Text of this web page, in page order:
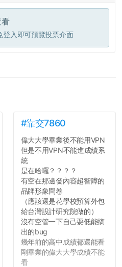
登入即可預覽投票介面
#靠交7860
偉大大學畢業後不能用VPN
但是不用VPN不能進成績系
統
是在哈囉？？？？
有空在那邊發內容超智障的
品牌形象問卷
（應該還是花學校預算外包
給台灣設計研究院做的）
沒有空管一下自己耍低能搞
出的bug
幾年前的高中成績都還能看
剛畢業的偉大大學成績不能
看